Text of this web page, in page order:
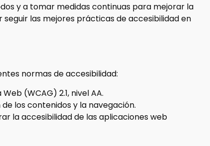
y a tomar medidas continuas para mejorar la
las mejores prácticas de accesibilidad en
normas de accesibilidad:
(WCAG) 2.1, nivel AA.
los contenidos y la navegación.
la accesibilidad de las aplicaciones web